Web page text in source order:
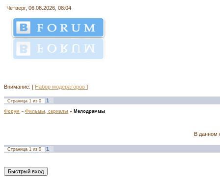
Четверг, 06.08.2026, 08:04
Внимание: [ Набор модераторов ]
Страница 1 из 0 1
Форум » Фильмы, сериалы » Мелодраммы
В данном
Страница 1 из 0 1